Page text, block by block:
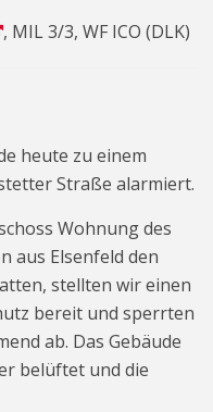
, MIL 3/3, WF ICO (DLK)
heute zu einem
Straße alarmiert.
Wohnung des
aus Elsenfeld den
stellten wir einen
bereit und sperrten
ab. Das Gebäude
belüftet und die